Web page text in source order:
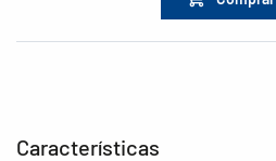
Características